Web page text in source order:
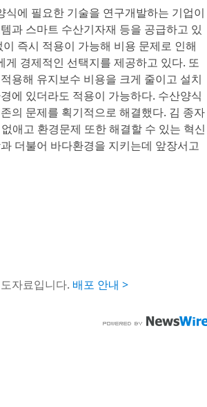
에 필요한 기술을 연구개발하는 기업이
과 스마트 수산기자재 등을 공급하고 있
즉시 적용이 가능해 비용 문제로 인해
경제적인 선택지를 제공하고 있다. 또
용해 유지보수 비용을 크게 줄이고 설치
에 있더라도 적용이 가능하다. 수산양식
의 문제를 획기적으로 해결했다. 김 종자
애고 환경문제 또한 해결할 수 있는 혁신
더불어 바다환경을 지키는데 앞장서고
자료입니다. 배포 안내 >